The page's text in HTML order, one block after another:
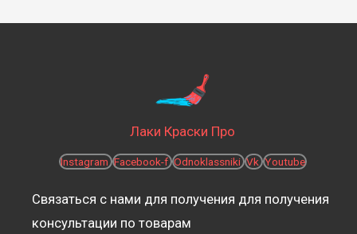
Лаки Краски Про
Instagram Facebook-f Odnoklassniki Vk Youtube
Связаться с нами для получения для получения
консультации по товарам